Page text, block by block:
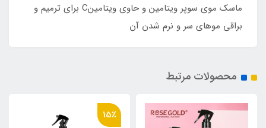
ماسک موی سوپر ویتامین و حاوی ویتامینC برای ترمیم و
براقی موهای سر و نرم شدن آن
محصولات مرتبط
15٪